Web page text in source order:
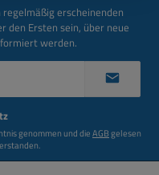
erscheinenden
den Ersten sein, über neue
werden.
genommen und dieAGBgelesen